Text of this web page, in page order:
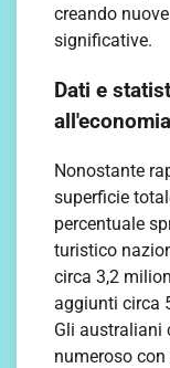
creando
significative.
Dati e
Nonostante
superficie
percentuale
turistico
circa 3,2
aggiunti circa
Gli australiani
numeroso